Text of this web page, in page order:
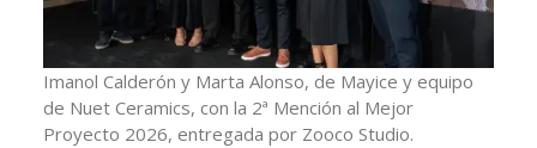
Imanol Calderón y Marta Alonso, de Mayice y equipo
de Nuet Ceramics, con la 2ª Mención al Mejor
Proyecto 2026, entregada por Zooco Studio.